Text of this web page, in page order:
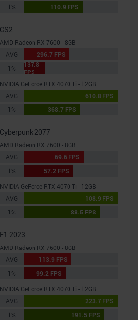
1%
110.9 FPS
CS2
AMD Radeon RX 7600 - 8GB
AVG
296.7 FPS
1%
137.8
FPS
NVIDIA GeForce RTX 4070 Ti - 12GB
AVG
610.8 FPS
1%
368.7 FPS
Cyberpunk 2077
AMD Radeon RX 7600 - 8GB
AVG
69.6 FPS
1%
57.2 FPS
NVIDIA GeForce RTX 4070 Ti - 12GB
AVG
108.9 FPS
1%
88.5 FPS
F1 2023
AMD Radeon RX 7600 - 8GB
AVG
113.9 FPS
1%
99.2 FPS
NVIDIA GeForce RTX 4070 Ti - 12GB
AVG
223.7 FPS
1%
191.5 FPS